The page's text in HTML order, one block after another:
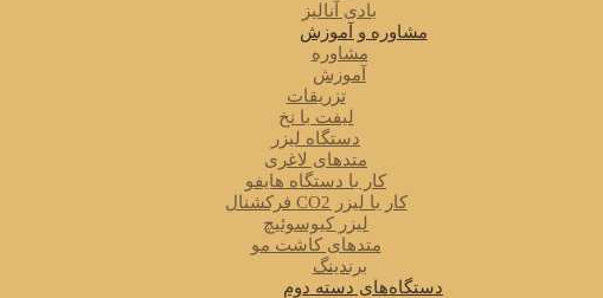
بادی آنالیز
مشاوره و آموزش
مشاوره
آموزش
تزریقات
لیفت با نخ
دستگاه لیزر
متدهای لاغری
کار با دستگاه هایفو
کار با لیزر CO2 فرکشنال
لیزر کیوسوئیچ
متدهای کاشت مو
برندینگ
دستگاه‌های دسته دوم